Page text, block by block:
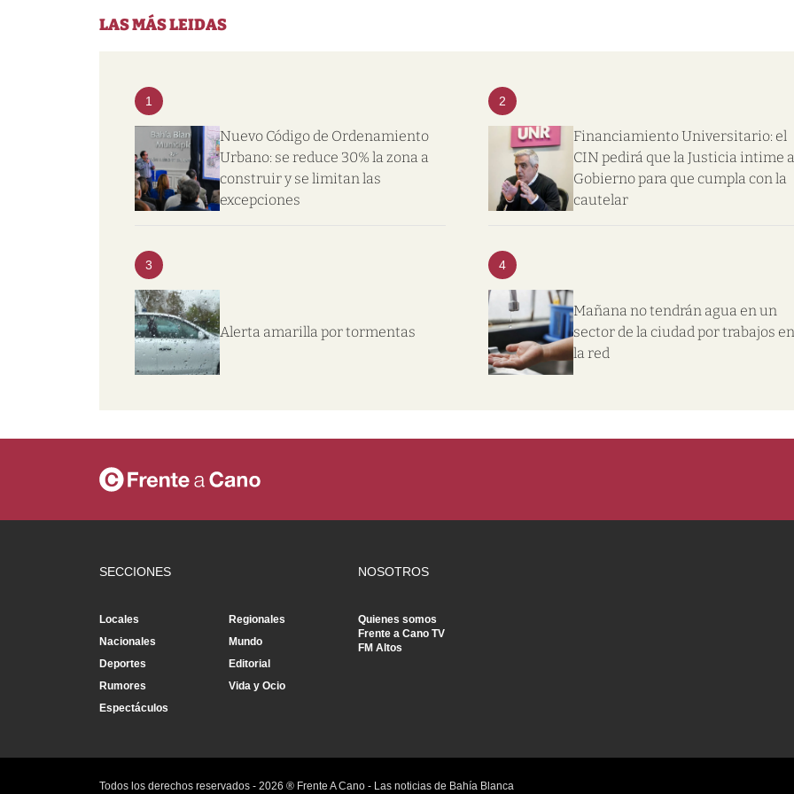
LAS MÁS LEIDAS
1
Nuevo Código de Ordenamiento
Urbano: se reduce 30% la zona a
construir y se limitan las
excepciones
2
Financiamiento Universitario: el
CIN pedirá que la Justicia intime
Gobierno para que cumpla con la
cautelar
3
Alerta amarilla por tormentas
4
Mañana no tendrán agua en un
sector de la ciudad por trabajos en
la red
SECCIONES
Locales
Regionales
Nacionales
Mundo
Deportes
Editorial
Rumores
Vida y Ocio
Espectáculos
NOSOTROS
Quienes somos
Frente a Cano TV
FM Altos
Todos los derechos reservados - 2026 ® Frente A Cano - Las noticias de Bahía Blanca